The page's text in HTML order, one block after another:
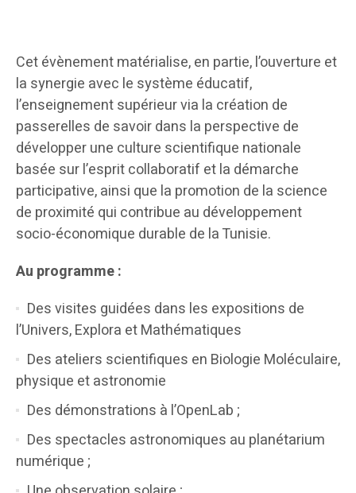
Cet évènement matérialise, en partie, l’ouverture et
la synergie avec le système éducatif,
l’enseignement supérieur via la création de
passerelles de savoir dans la perspective de
développer une culture scientifique nationale
basée sur l’esprit collaboratif et la démarche
participative, ainsi que la promotion de la science
de proximité qui contribue au développement
socio-économique durable de la Tunisie.
Au programme :
Des visites guidées dans les expositions de
l’Univers, Explora et Mathématiques
Des ateliers scientifiques en Biologie Moléculaire,
physique et astronomie
Des démonstrations à l’OpenLab ;
Des spectacles astronomiques au planétarium
numérique ;